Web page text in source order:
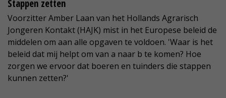
Stappen zetten
Voorzitter Amber Laan van het Hollands Agrarisch
Jongeren Kontakt (HAJK) mist in het Europese beleid de
middelen om aan alle opgaven te voldoen. 'Waar is het
beleid dat mij helpt om van a naar b te komen? Hoe
zorgen we ervoor dat boeren en tuinders die stappen
kunnen zetten?'